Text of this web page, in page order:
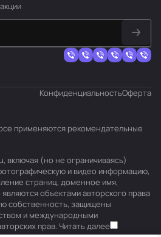
КонфиденциальностьОферта
применяются рекомендательные
включая (но не ограничиваясь)
и видео информацию,
страниц, доменное имя,
объектами авторского права
собственность, защищены
и международными
прав. Читать далее